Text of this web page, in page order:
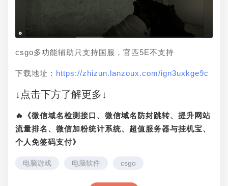
csgo多功能辅助只支持国服，官匹5E不支持
下载地址： https://zhizun.lanzoux.com/ign3uxkge9c
↓点击下方了解更多↓
🔥《微信域名检测接口、微信域名防封跳转、提升网站
流量排名、微信加粉统计系统、超值服务器与挂机宝、
个人免签码支付》
电脑游戏 电脑软件 csgo